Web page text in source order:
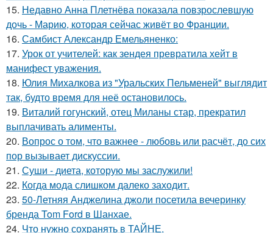
15. Недавно Анна Плетнёва показала повзрослевшую
дочь - Марию, которая сейчас живёт во Франции.
16. Самбист Александр Емельяненко:
17. Урок от учителей: как зендея превратила хейт в
манифест уважения.
18. Юлия Михалкова из "Уральских Пельменей" выглядит
так, будто время для неё остановилось.
19. Виталий гогунский, отец Миланы стар, прекратил
выплачивать алименты.
20. Вопрос о том, что важнее - любовь или расчёт, до сих
пор вызывает дискуссии.
21. Суши - диета, которую мы заслужили!
22. Когда мода слишком далеко заходит.
23. 50-Летняя Анджелина джоли посетила вечеринку
бренда Tom Ford в Шанхае.
24. Что нужно сохранять в ТАЙНЕ.